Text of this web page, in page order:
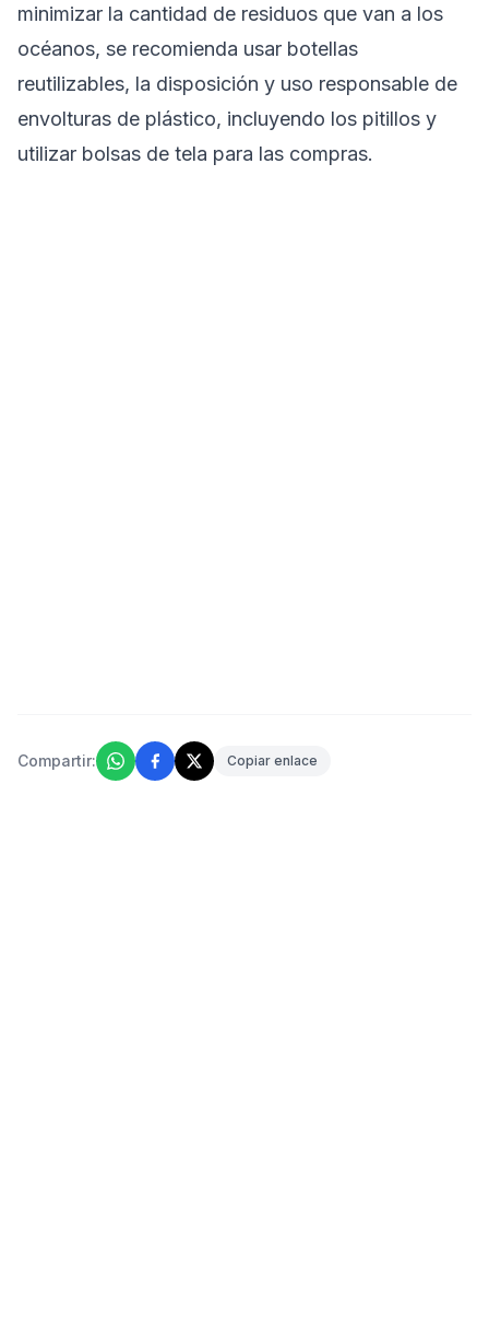
minimizar la cantidad de residuos que van a los
océanos, se recomienda usar botellas
reutilizables, la disposición y uso responsable de
envolturas de plástico, incluyendo los pitillos y
utilizar bolsas de tela para las compras.
Compartir: Copiar enlace